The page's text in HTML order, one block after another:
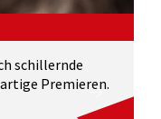
schillernde
Premieren.